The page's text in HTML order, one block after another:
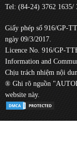
Tel: (84-24) 3762 1635/
Giấy phép số 916/GP-
ngày 09/3/2017.
Licence No. 916/GP-
Information and
Chịu trách nhiệm nội
® Ghi rõ nguồn
website này.